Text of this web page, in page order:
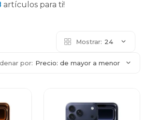
artículos para ti!
Mostrar: 24
por: Precio: de mayor a menor